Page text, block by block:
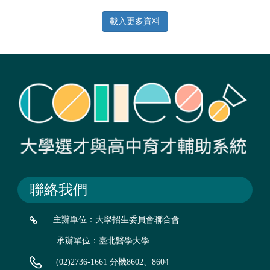
以培養新世代設計人而努力。 數位媒體設計學系重視學生創
意發想、基本繪圖能力、藝術媒材運用，並設有動畫影視、
人文與科技兼備之專業人才。
載入更多資料
聯絡我們
主辦單位：大學招生委員會聯合會
承辦單位：臺北醫學大學
(02)2736-1661 分機8602、8604